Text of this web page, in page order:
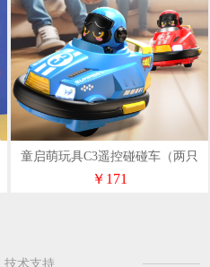
童启萌玩具C3遥控碰碰车（两只
装）
￥171
技术支持